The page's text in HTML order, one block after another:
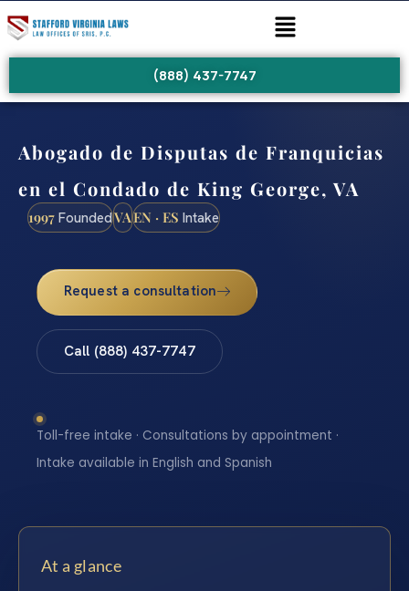
(888) 437-7747
Abogado de Disputas de Franquicias
en el Condado de King George, VA
1997 FoundedVAEN · ES Intake
Request a consultation
Call (888) 437-7747
Toll-free intake · Consultations by appointment ·
Intake available in English and Spanish
At a glance